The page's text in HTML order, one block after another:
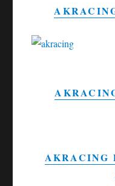
AKRACING